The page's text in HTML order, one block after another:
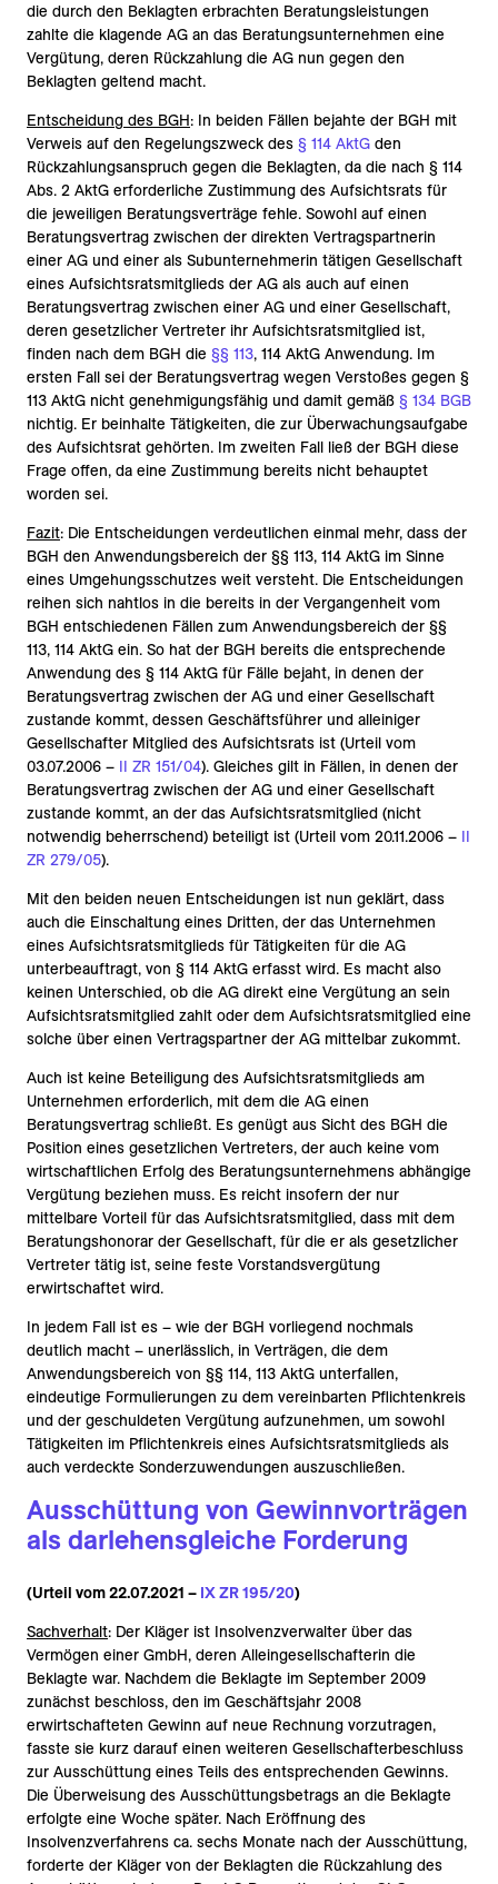
die durch den Beklagten erbrachten Beratungsleistungen
zahlte die klagende AG an das Beratungsunternehmen eine
Vergütung, deren Rückzahlung die AG nun gegen den
Beklagten geltend macht.
Entscheidung des BGH: In beiden Fällen bejahte der BGH mit
Verweis auf den Regelungszweck des § 114 AktG den
Rückzahlungsanspruch gegen die Beklagten, da die nach § 114
Abs. 2 AktG erforderliche Zustimmung des Aufsichtsrats für
die jeweiligen Beratungsverträge fehle. Sowohl auf einen
Beratungsvertrag zwischen der direkten Vertragspartnerin
einer AG und einer als Subunternehmerin tätigen Gesellschaft
eines Aufsichtsratsmitglieds der AG als auch auf einen
Beratungsvertrag zwischen einer AG und einer Gesellschaft,
deren gesetzlicher Vertreter ihr Aufsichtsratsmitglied ist,
finden nach dem BGH die §§ 113, 114 AktG Anwendung. Im
ersten Fall sei der Beratungsvertrag wegen Verstoßes gegen §
113 AktG nicht genehmigungsfähig und damit gemäß § 134 BGB
nichtig. Er beinhalte Tätigkeiten, die zur Überwachungsaufgabe
des Aufsichtsrat gehörten. Im zweiten Fall ließ der BGH diese
Frage offen, da eine Zustimmung bereits nicht behauptet
worden sei.
Fazit: Die Entscheidungen verdeutlichen einmal mehr, dass der
BGH den Anwendungsbereich der §§ 113, 114 AktG im Sinne
eines Umgehungsschutzes weit versteht. Die Entscheidungen
reihen sich nahtlos in die bereits in der Vergangenheit vom
BGH entschiedenen Fällen zum Anwendungsbereich der §§
113, 114 AktG ein. So hat der BGH bereits die entsprechende
Anwendung des § 114 AktG für Fälle bejaht, in denen der
Beratungsvertrag zwischen der AG und einer Gesellschaft
zustande kommt, dessen Geschäftsführer und alleiniger
Gesellschafter Mitglied des Aufsichtsrats ist (Urteil vom
03.07.2006 – II ZR 151/04). Gleiches gilt in Fällen, in denen der
Beratungsvertrag zwischen der AG und einer Gesellschaft
zustande kommt, an der das Aufsichtsratsmitglied (nicht
notwendig beherrschend) beteiligt ist (Urteil vom 20.11.2006 – II
ZR 279/05).
Mit den beiden neuen Entscheidungen ist nun geklärt, dass
auch die Einschaltung eines Dritten, der das Unternehmen
eines Aufsichtsratsmitglieds für Tätigkeiten für die AG
unterbeauftragt, von § 114 AktG erfasst wird. Es macht also
keinen Unterschied, ob die AG direkt eine Vergütung an sein
Aufsichtsratsmitglied zahlt oder dem Aufsichtsratsmitglied eine
solche über einen Vertragspartner der AG mittelbar zukommt.
Auch ist keine Beteiligung des Aufsichtsratsmitglieds am
Unternehmen erforderlich, mit dem die AG einen
Beratungsvertrag schließt. Es genügt aus Sicht des BGH die
Position eines gesetzlichen Vertreters, der auch keine vom
wirtschaftlichen Erfolg des Beratungsunternehmens abhängige
Vergütung beziehen muss. Es reicht insofern der nur
mittelbare Vorteil für das Aufsichtsratsmitglied, dass mit dem
Beratungshonorar der Gesellschaft, für die er als gesetzlicher
Vertreter tätig ist, seine feste Vorstandsvergütung
erwirtschaftet wird.
In jedem Fall ist es – wie der BGH vorliegend nochmals
deutlich macht – unerlässlich, in Verträgen, die dem
Anwendungsbereich von §§ 114, 113 AktG unterfallen,
eindeutige Formulierungen zu dem vereinbarten Pflichtenkreis
und der geschuldeten Vergütung aufzunehmen, um sowohl
Tätigkeiten im Pflichtenkreis eines Aufsichtsratsmitglieds als
auch verdeckte Sonderzuwendungen auszuschließen.
Ausschüttung von Gewinnvorträgen
als darlehensgleiche Forderung
(Urteil vom 22.07.2021 – IX ZR 195/20)
Sachverhalt: Der Kläger ist Insolvenzverwalter über das
Vermögen einer GmbH, deren Alleingesellschafterin die
Beklagte war. Nachdem die Beklagte im September 2009
zunächst beschloss, den im Geschäftsjahr 2008
erwirtschafteten Gewinn auf neue Rechnung vorzutragen,
fasste sie kurz darauf einen weiteren Gesellschafterbeschluss
zur Ausschüttung eines Teils des entsprechenden Gewinns.
Die Überweisung des Ausschüttungsbetrags an die Beklagte
erfolgte eine Woche später. Nach Eröffnung des
Insolvenzverfahrens ca. sechs Monate nach der Ausschüttung,
forderte der Kläger von der Beklagten die Rückzahlung des